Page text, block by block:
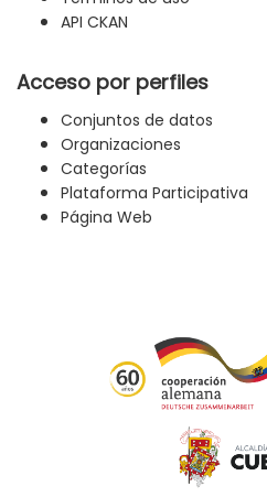
API CKAN
Acceso por perfiles
Conjuntos de datos
Organizaciones
Categorías
Plataforma Participativa
Página Web